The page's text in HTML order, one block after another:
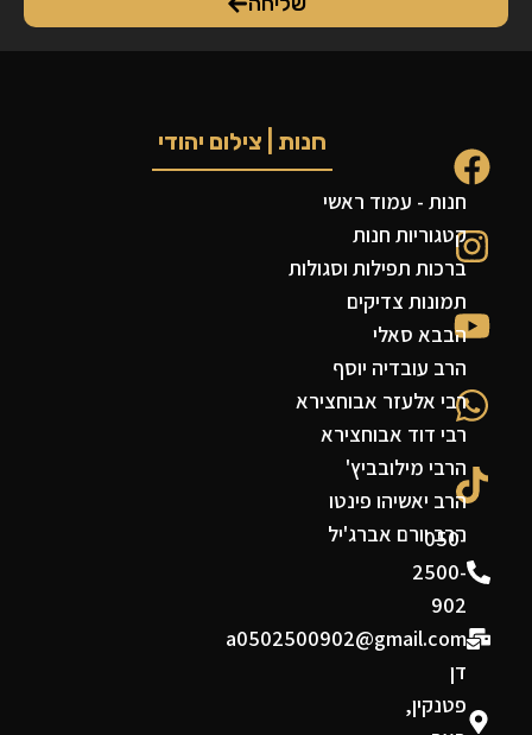
050-
2500-
902
a0502500902@gmail.com
דן
פטנקין,
חנות | צילום יהודי
חנות - עמוד ראשי
קטגוריות חנות
ברכות תפילות וסגולות
תמונות צדיקים
הבבא סאלי
הרב עובדיה יוסף
רבי אלעזר אבוחצירא
רבי דוד אבוחצירא
הרבי מילובביץ'
הרב יאשיהו פינטו
הרב יורם אברג'יל